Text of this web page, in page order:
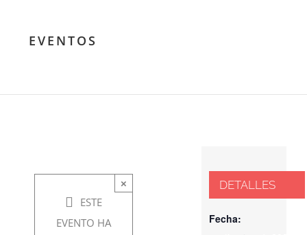
EVENTOS
×
ESTE
EVENTO HA
CINEFORUM:
septiembre
4, 2021 @
DETALLES
Fecha: